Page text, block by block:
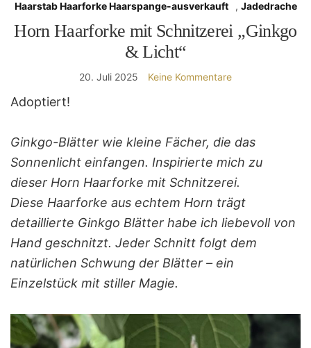
Haarstab Haarforke Haarspange-ausverkauft , Jadedrache
Horn Haarforke mit Schnitzerei „Ginkgo
& Licht“
20. Juli 2025 Keine Kommentare
Adoptiert!
Ginkgo-Blätter wie kleine Fächer, die das
Sonnenlicht einfangen. Inspirierte mich zu
dieser Horn Haarforke mit Schnitzerei.
Diese Haarforke aus echtem Horn trägt
detaillierte Ginkgo Blätter habe ich liebevoll von
Hand geschnitzt. Jeder Schnitt folgt dem
natürlichen Schwung der Blätter – ein
Einzelstück mit stiller Magie.